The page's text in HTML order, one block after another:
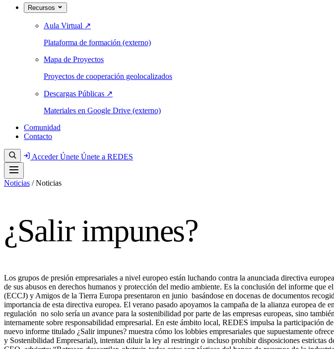
Recursos
Aula Virtual ↗
Plataforma de formación (externo)
Mapa de Proyectos
Proyectos de cooperación geolocalizados
Descargas Públicas ↗
Materiales en Google Drive (externo)
Comunidad
Contacto
AccederÚnete Únete a REDES
Noticias / Noticias
¿Salir impunes?
Los grupos de presión empresariales a nivel europeo están luchando contra la anunciada directiva
de sus abusos en derechos humanos y protección del medio ambiente. Es la conclusión del informe
(ECCJ) y Amigos de la Tierra Europa presentaron en junio basándose en docenas de documentos
importancia de esta directiva europea. El verano pasado apoyamos la campaña de la alianza europea
regulación no solo sería un avance para la sostenibilidad por parte de las empresas europeas, sino
internamente sobre responsabilidad empresarial. En este ámbito local, REDES impulsa la participación
nuevo informe titulado ¿Salir impunes? muestra cómo los lobbies empresariales que supuestamente
y Sostenibilidad Empresarial), intentan diluir la ley al restringir o incluso prohibir disposiciones estrictas